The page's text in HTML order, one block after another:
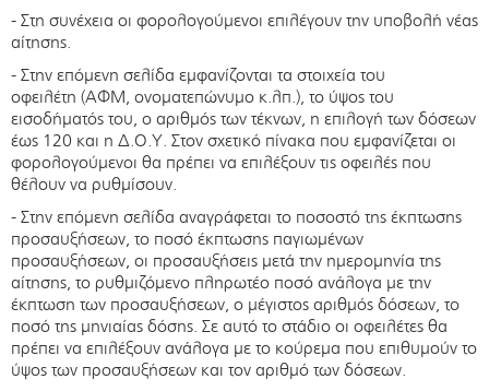
- Στη συνέχεια οι φορολογούμενοι επιλέγουν την υποβολή νέας
αίτησης.
- Στην επόμενη σελίδα εμφανίζονται τα στοιχεία του
οφειλέτη (ΑΦΜ, ονοματεπώνυμο κ.λπ.), το ύψος του
εισοδήματός του, ο αριθμός των τέκνων, η επιλογή των δόσεων
έως 120 και η Δ.Ο.Υ. Στον σχετικό πίνακα που εμφανίζεται οι
φορολογούμενοι θα πρέπει να επιλέξουν τις οφειλές που
θέλουν να ρυθμίσουν.
- Στην επόμενη σελίδα αναγράφεται το ποσοστό της έκπτωσης
προσαυξήσεων, το ποσό έκπτωσης παγιωμένων
προσαυξήσεων, οι προσαυξήσεις μετά την ημερομηνία της
αίτησης, το ρυθμιζόμενο πληρωτέο ποσό ανάλογα με την
έκπτωση των προσαυξήσεων, ο μέγιστος αριθμός δόσεων, το
ποσό της μηνιαίας δόσης. Σε αυτό το στάδιο οι οφειλέτες θα
πρέπει να επιλέξουν ανάλογα με το κούρεμα που επιθυμούν το
ύψος των προσαυξήσεων και τον αριθμό των δόσεων.